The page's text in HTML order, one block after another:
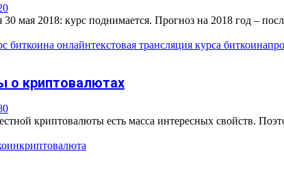
0
30 мая 2018: курс поднимается. Прогноз на 2018 год –
биткоина онлайнтекстовая трансляция курса биткоина
о криптовалютах
0
криптовалюты есть масса интересных свойств.
криптовалюта